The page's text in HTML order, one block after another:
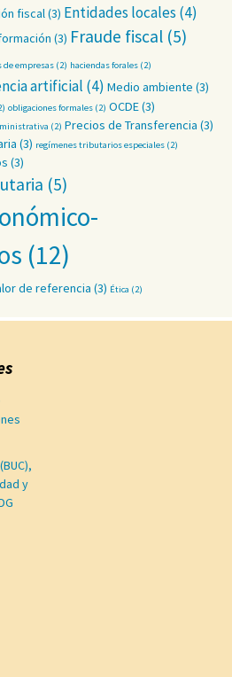
fiscal(3) Entidades locales (4)
(3) Fraude fiscal (5)
de empresas (2) haciendas forales (2)
artificial (4) Medio ambiente (3)
obligaciones formales (2) OCDE(3)
(2) Precios de Transferencia (3)
(3) regímenes tributarios especiales (2)
(3)
(5)
(12)
de referencia (3) Ética (2)
y